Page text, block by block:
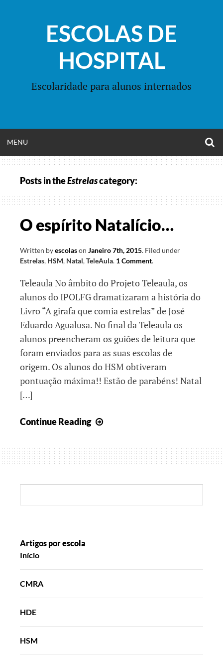
ESCOLAS DE
HOSPITAL
Escolaridade para alunos internados
MENU
MENU
Posts in theEstrelascategory:
O espírito Natalício…
Written byescolason Janeiro 7th, 2015. Filed under
Estrelas, HSM, Natal,TeleAula. 1 Comment.
Teleaula No âmbito do Projeto Teleaula, os
alunos do IPOLFG dramatizaram a história do
Livro “A girafa que comia estrelas” de José
Eduardo Agualusa. No final da Teleaula os
alunos preencheram os guiões de leitura que
foram enviados para as suas escolas de
origem. Os alunos do HSM obtiveram
pontuação máxima!! Estão de parabéns! Natal
[…]
Continue Reading
Natalício…
Artigos por escola
Início
CMRA
HDE
HSM